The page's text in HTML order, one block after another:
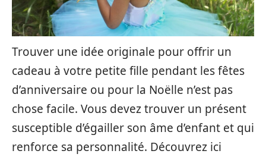
Trouver une idée originale pour offrir un
cadeau à votre petite fille pendant les fêtes
d’anniversaire ou pour la Noëlle n’est pas
chose facile. Vous devez trouver un présent
susceptible d’égailler son âme d’enfant et qui
renforce sa personnalité. Découvrez ici